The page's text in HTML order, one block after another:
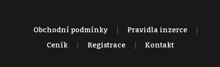
Obchodní podmínky
Pravidla inzerce
Ceník
Registrace Kontakt